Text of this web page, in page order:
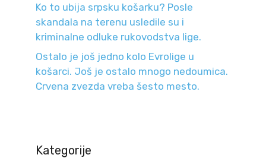
Ko to ubija srpsku košarku? Posle
skandala na terenu usledile su i
kriminalne odluke rukovodstva lige.
Ostalo je još jedno kolo Evrolige u
košarci. Još je ostalo mnogo nedoumica.
Crvena zvezda vreba šesto mesto.
Kategorije